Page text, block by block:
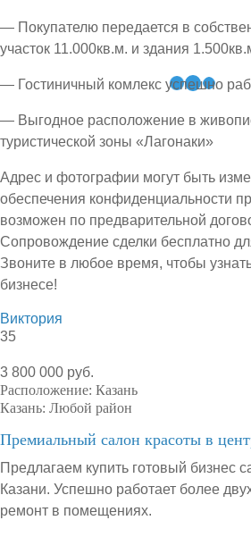
— Покупателю передается в
участок 11.000кв.м. и здания
— Гостиничный комлекс успешно
— Выгодное расположение в
туристической зоны «Лагонаки»
Адрес и фотографии могут быть
обеспечения конфиденциальности
возможен по предварительной
Сопровождение сделки бесплатно
Звоните в любое время, чтобы
бизнесе!
Виктория
35
3 800 000 руб.
Расположение: Казань
Казань: Любой район
Премиальный салон красоты в
Предлагаем купить готовый бизнес
Казани. Успешно работает более
ремонт в помещениях.